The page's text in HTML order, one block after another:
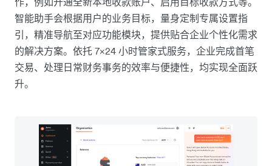
智能助手会根据用户的业务目标，量身定制专属设置指
引，精准导航至对应功能模块，提供贴合企业个性化需求
的解决方案。依托 7×24 小时管家式服务，企业完成首笔
交易、处理日常财务事务的效率与便捷性，均实现全面跃
升。